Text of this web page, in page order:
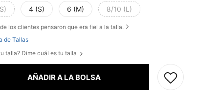
4 (S) 6 (M) 8/10 (L)
de los clientes pensaron que era fiel a la talla.
de Tallas
talla? Dime cuál es tu talla
AÑADIR A LA BOLSA